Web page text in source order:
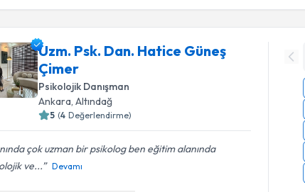
Uzm. Psk. Dan. Hatice Güneş
Çimer
Psikolojik Danışman
Ankara, Altındağ
5 (4 Değerlendirme)
çok uzman bir psikolog ben eğitim alanında
ve...
Devamı